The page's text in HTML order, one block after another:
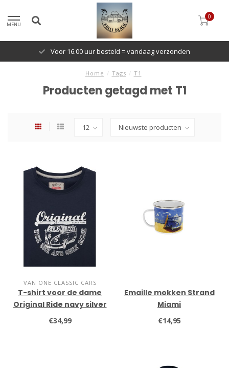
MENU
0
Voor 16.00 uur besteld = vandaag verzonden
Home / Tags / T1
Producten getagd met T1
VAN ONE CLASSIC CARS
T-shirt voor de dame
Original Ride navy silver
€34,99
Emaille mokken Strand
Miami
€14,95